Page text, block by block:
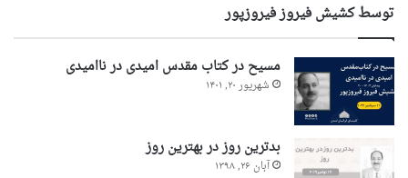
توسط کشیش فیروز فیروزپور
مسیح در کتاب مقدس امیدی در ناامیدی
شهریور ۲۰, ۱۴۰۱
بدترین روز در بهترین روز
آبان ۲۶, ۱۳۹۸